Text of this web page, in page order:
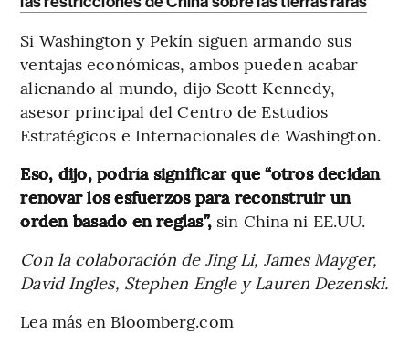
Si Washington y Pekín siguen armando sus
ventajas económicas, ambos pueden acabar
alienando al mundo, dijo Scott Kennedy,
asesor principal del Centro de Estudios
Estratégicos e Internacionales de Washington.
Eso, dijo, podría significar que “otros decidan
renovar los esfuerzos para reconstruir un
orden basado en reglas”, sin China ni EE.UU.
Con la colaboración de Jing Li, James Mayger,
David Ingles, Stephen Engle y Lauren Dezenski.
Lea más en Bloomberg.com